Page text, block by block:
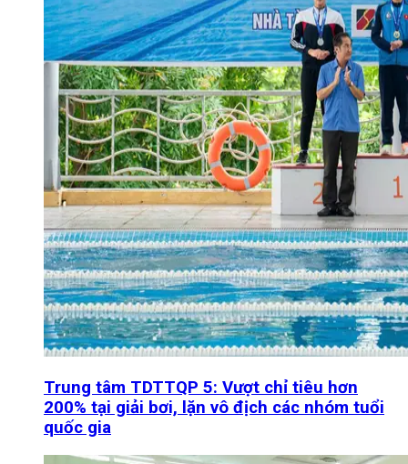
Trung tâm TDTTQP 5: Vượt chỉ tiêu hơn
200% tại giải bơi, lặn vô địch các nhóm tuổi
quốc gia